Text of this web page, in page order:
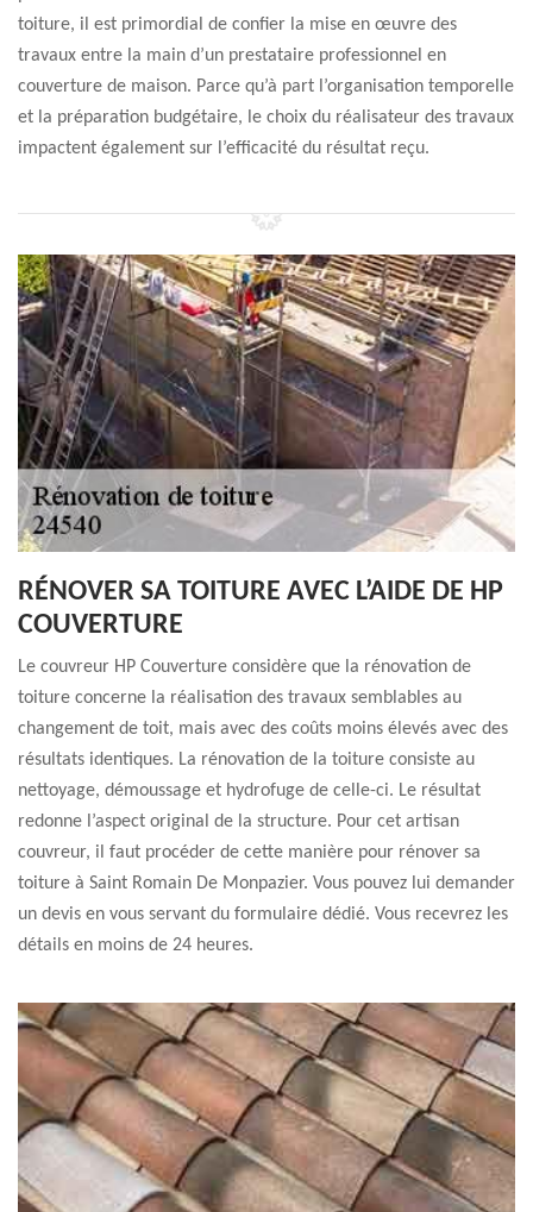
toiture, il est primordial de confier la mise en œuvre des
travaux entre la main d’un prestataire professionnel en
couverture de maison. Parce qu’à part l’organisation temporelle
et la préparation budgétaire, le choix du réalisateur des travaux
impactent également sur l’efficacité du résultat reçu.
RÉNOVER SA TOITURE AVEC L’AIDE DE HP
COUVERTURE
Le couvreur HP Couverture considère que la rénovation de
toiture concerne la réalisation des travaux semblables au
changement de toit, mais avec des coûts moins élevés avec des
résultats identiques. La rénovation de la toiture consiste au
nettoyage, démoussage et hydrofuge de celle-ci. Le résultat
redonne l’aspect original de la structure. Pour cet artisan
couvreur, il faut procéder de cette manière pour rénover sa
toiture à Saint Romain De Monpazier. Vous pouvez lui demander
un devis en vous servant du formulaire dédié. Vous recevrez les
détails en moins de 24 heures.